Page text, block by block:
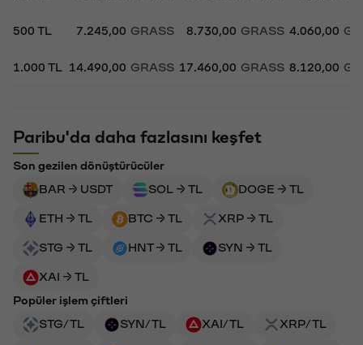
500 TL 7.245,00 GRASS 8.730,00 GRASS 4.060,00
1.000 TL 14.490,00 GRASS 17.460,00 GRASS 8.120,00
Paribu'da daha fazlasını keşfet
Son gezilen dönüştürücüler
BAR → USDT
SOL → TL DOGE → TL
ETH → TL BTC → TL XRP → TL
STG → TL HNT → TL SYN → TL
XAI → TL
Popüler işlem çiftleri
STG/TL
SYN/TL XAI/TL XRP/TL